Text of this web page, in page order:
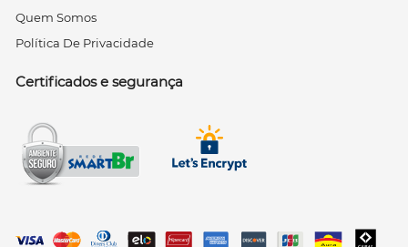
Quem Somos
Política De Privacidade
Certificados e segurança